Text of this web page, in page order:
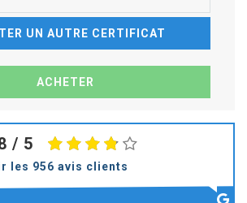
UN AUTRE CERTIFICAT
/ 5
les 956 avis clients